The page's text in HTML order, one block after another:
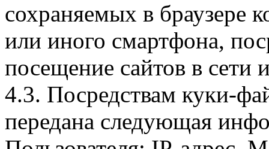
сохраняемых в браузере
или иного смартфона,
посещение сайтов в сети
4.3. Посредствам куки-
передана следующая